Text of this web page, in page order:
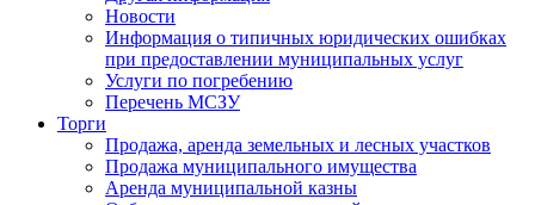
Новости
Информация о типичных юридических ошибках
при предоставлении муниципальных услуг
Услуги по погребению
Перечень МСЗУ
Торги
Продажа, аренда земельных и лесных участков
Продажа муниципального имущества
Аренда муниципальной казны